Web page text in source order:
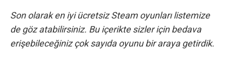
Son olaraken iyi ücretsiz Steam oyunlarılistemize
de göz atabilirsiniz. Bu içerikte sizler için bedava
erişebileceğiniz çok sayıda oyunu bir araya getirdik.